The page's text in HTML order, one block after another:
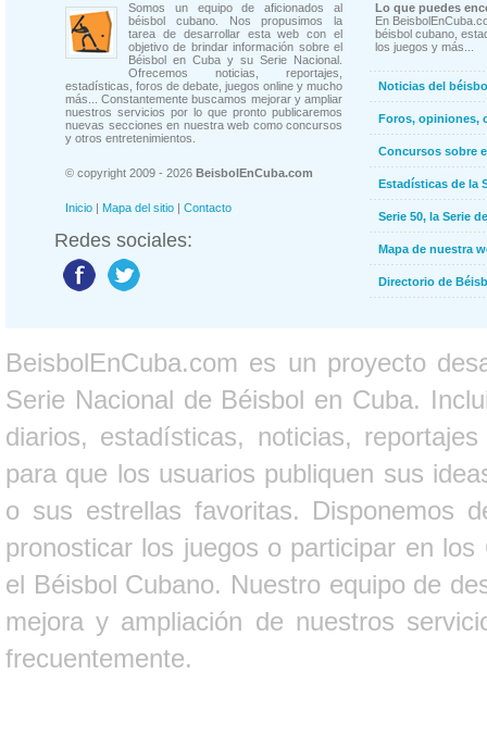
Somos un equipo de aficionados al
béisbol cubano. Nos propusimos la
tarea de desarrollar esta web con el
objetivo de brindar información sobre el
Béisbol en Cuba y su Serie Nacional.
Ofrecemos noticias, reportajes,
estadísticas, foros de debate, juegos online y mucho
más... Constantemente buscamos mejorar y ampliar
nuestros servicios por lo que pronto publicaremos
nuevas secciones en nuestra web como concursos
y otros entretenimientos.
© copyright 2009 - 2026 BeisbolEnCuba.com
Inicio | Mapa del sitio | Contacto
Redes sociales:
Lo que puedes
En
béisbol cubano,
los juegos y más...
Noticias del
Foros, opiniones,
Concursos sobre
Estadísticas de la
Serie 50, la Serie
Mapa de nuestra
Directorio de
BeisbolEnCuba.com es un proyecto
Serie Nacional de Béisbol en Cuba.
diarios, estadísticas, noticias,
para que los usuarios publiquen sus
o sus estrellas favoritas. Disponemos
pronosticar los juegos o participar en
el Béisbol Cubano. Nuestro equipo de
mejora y ampliación de nuestros
frecuentemente.